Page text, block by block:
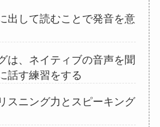
出して読むことで発音を意
は、ネイティブの音声を聞
話す練習をする
スニング力とスピーキング